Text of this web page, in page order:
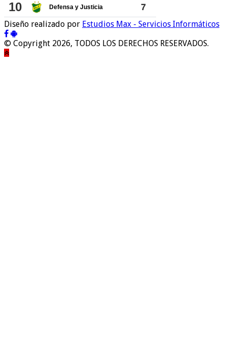
Diseño realizado por Estudios Max - Servicios Informáticos
© Copyright 2026, TODOS LOS DERECHOS RESERVADOS.